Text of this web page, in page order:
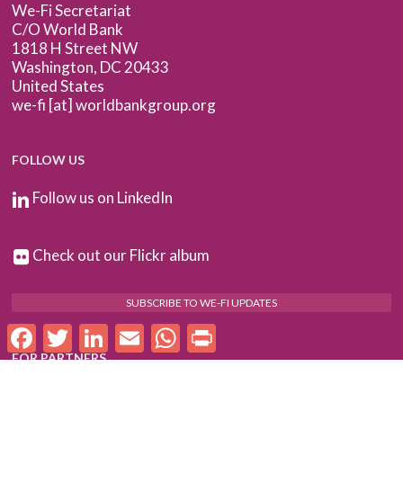
We-Fi Secretariat
C/O World Bank
1818 H Street NW
Washington, DC 20433
United States
we-fi [at] worldbankgroup.org
FOLLOW US
Follow us on LinkedIn
Check out our Flickr album
SUBSCRIBE TO WE-FI UPDATES
FOR PARTNERS
FacebookTwitterLinkedInEmail WhatsApp